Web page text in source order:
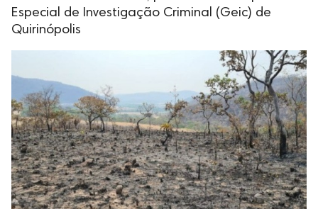
Especial de Investigação Criminal (Geic) de
Quirinópolis